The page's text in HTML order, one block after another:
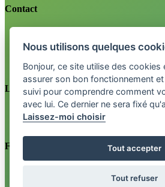
Contact
Information
Tel. 0800 33 12 34
info@fctpension.swiss
Legal
Legal terms
Privacy policy
Find us on
Nous utilisons quelques
Bonjour, ce site utilise des cookies
assurer son bon fonctionnement
suivi pour comprendre comment
avec lui. Ce dernier ne sera fixé
Laissez-moi choisir
Tout accepter
Tout refuser